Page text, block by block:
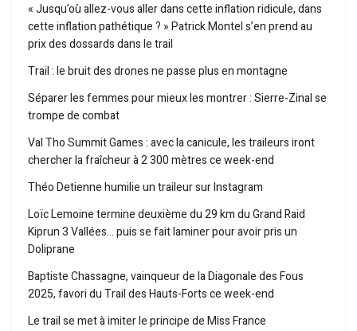
« Jusqu’où allez-vous aller dans cette inflation ridicule, dans
cette inflation pathétique ? » Patrick Montel s’en prend au
prix des dossards dans le trail
Trail : le bruit des drones ne passe plus en montagne
Séparer les femmes pour mieux les montrer : Sierre-Zinal se
trompe de combat
Val Tho Summit Games : avec la canicule, les traileurs iront
chercher la fraîcheur à 2 300 mètres ce week-end
Théo Detienne humilie un traileur sur Instagram
Loïc Lemoine termine deuxième du 29 km du Grand Raid
Kiprun 3 Vallées… puis se fait laminer pour avoir pris un
Doliprane
Baptiste Chassagne, vainqueur de la Diagonale des Fous
2025, favori du Trail des Hauts-Forts ce week-end
Le trail se met à imiter le principe de Miss France